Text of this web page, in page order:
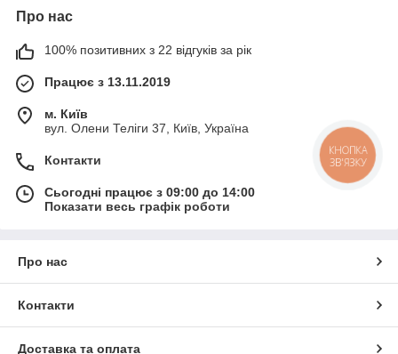
Про нас
100% позитивних з 22 відгуків за рік
Працює з 13.11.2019
м. Київ
вул. Олени Теліги 37, Київ, Україна
Контакти
Сьогодні працює з 09:00 до 14:00
Показати весь графік роботи
Про нас
Контакти
Доставка та оплата
КНОПКА
ЗВ'ЯЗКУ